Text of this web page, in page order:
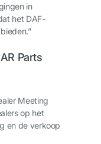
in
het DAF-
Parts
Meeting
op het
en de verkoop